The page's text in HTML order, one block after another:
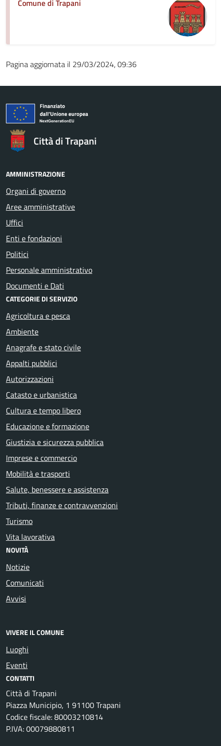
Comune di Trapani
Pagina aggiornata il 29/03/2024, 09:36
Città di Trapani
AMMINISTRAZIONE
Organi di governo
Aree amministrative
Uffici
Enti e fondazioni
Politici
Personale amministrativo
Documenti e Dati
CATEGORIE DI SERVIZIO
Agricoltura e pesca
Ambiente
Anagrafe e stato civile
Appalti pubblici
Autorizzazioni
Catasto e urbanistica
Cultura e tempo libero
Educazione e formazione
Giustizia e sicurezza pubblica
Imprese e commercio
Mobilità e trasporti
Salute, benessere e assistenza
Tributi, finanze e contravvenzioni
Turismo
Vita lavorativa
NOVITÀ
Notizie
Comunicati
Avvisi
VIVERE IL COMUNE
Luoghi
Eventi
CONTATTI
Città di Trapani
Piazza Municipio, 1 91100 Trapani
Codice fiscale: 80003210814
P.IVA: 00079880811